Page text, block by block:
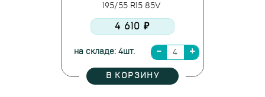
195/55 R15 85V
4 610 ₽
на складе: 4шт.
В КОРЗИНУ